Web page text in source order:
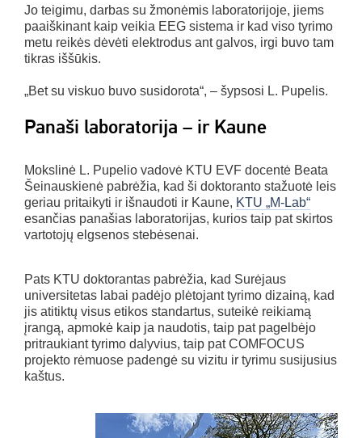
Jo teigimu, darbas su žmonėmis laboratorijoje, jiems
paaiškinant kaip veikia EEG sistema ir kad viso tyrimo
metu reikės dėvėti elektrodus ant galvos, irgi buvo tam
tikras iššūkis.
„Bet su viskuo buvo susidorota“, – šypsosi L. Pupelis.
Panaši laboratorija – ir Kaune
Mokslinė L. Pupelio vadovė KTU EVF docentė Beata
Šeinauskienė pabrėžia, kad ši doktoranto stažuotė leis
geriau pritaikyti ir išnaudoti ir Kaune, KTU „M-Lab“
esančias panašias laboratorijas, kurios taip pat skirtos
vartotojų elgsenos stebėsenai.
Pats KTU doktorantas pabrėžia, kad Surėjaus
universitetas labai padėjo plėtojant tyrimo dizainą, kad
jis atitiktų visus etikos standartus, suteikė reikiamą
įrangą, apmokė kaip ja naudotis, taip pat pagelbėjo
pritraukiant tyrimo dalyvius, taip pat COMFOCUS
projekto rėmuose padengė su vizitu ir tyrimu susijusius
kaštus.